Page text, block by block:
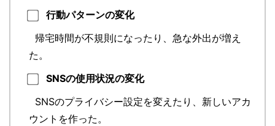
行動パターンの変化
帰宅時間が不規則になったり、急な外出が増え
た。
SNSの使用状況の変化
SNSのプライバシー設定を変えたり、新しいアカ
ウントを作った。